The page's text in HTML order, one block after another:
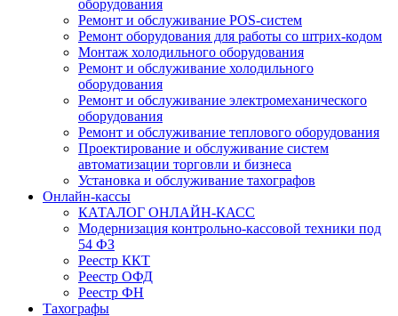
оборудования
Ремонт и обслуживание POS-систем
Ремонт оборудования для работы со штрих-кодом
Монтаж холодильного оборудования
Ремонт и обслуживание холодильного
оборудования
Ремонт и обслуживание электромеханического
оборудования
Ремонт и обслуживание теплового оборудования
Проектирование и обслуживание систем
автоматизации торговли и бизнеса
Установка и обслуживание тахографов
Онлайн-кассы
КАТАЛОГ ОНЛАЙН-КАСС
Модернизация контрольно-кассовой техники под
54 ФЗ
Реестр ККТ
Реестр ОФД
Реестр ФН
Тахографы